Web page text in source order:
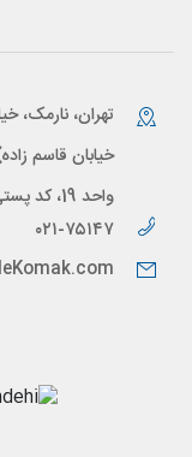
تهران، نارمک،
واحد 19، کد پستی: 1646668634
۰۲۱-۷۵۱۴۷